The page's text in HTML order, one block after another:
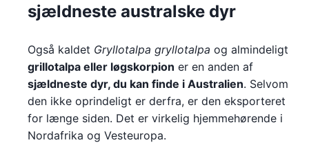
sjældneste australske dyr
Også kaldet Gryllotalpa gryllotalpa og almindeligt
grillotalpa eller løgskorpion er en anden af
sjældneste dyr, du kan finde i Australien. Selvom
den ikke oprindeligt er derfra, er den eksporteret
for længe siden. Det er virkelig hjemmehørende i
Nordafrika og Vesteuropa.